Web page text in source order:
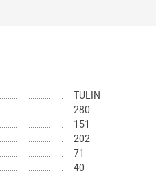
TULIN
280
151
202
71
40